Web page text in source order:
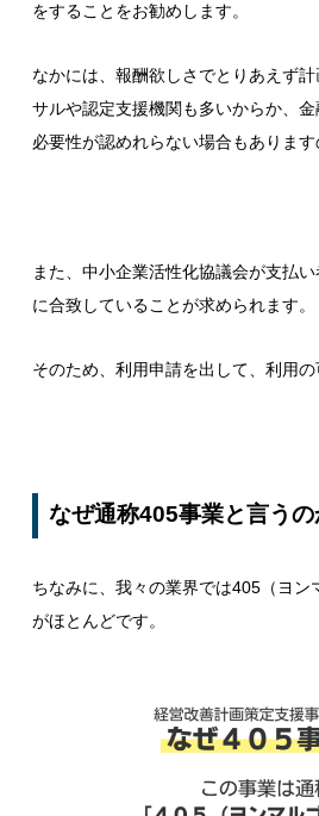
をすることをお勧めします。
なかには、報酬欲しさでとりあえず
サルや認定支援機関も多いからか、
必要性が認めれらない場合もあります
また、中小企業活性化協議会が支払
に合致していることが求められます。
そのため、利用申請を出して、利用の
なぜ通称405事業と言うの
ちなみに、我々の業界では405（ヨン
がほとんどです。